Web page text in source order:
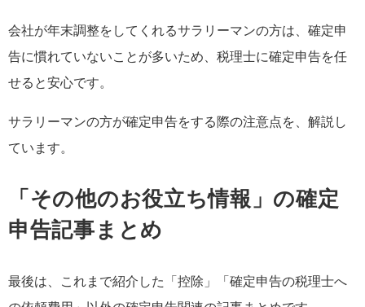
会社が年末調整をしてくれるサラリーマンの方は、確定申
告に慣れていないことが多いため、税理士に確定申告を任
せると安心です。
サラリーマンの方が確定申告をする際の注意点を、解説し
ています。
「その他のお役立ち情報」の確定
申告記事まとめ
最後は、これまで紹介した「控除」「確定申告の税理士へ